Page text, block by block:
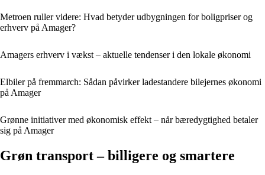
Metroen ruller videre: Hvad betyder udbygningen for boligpriser og
erhverv på Amager?
Amagers erhverv i vækst – aktuelle tendenser i den lokale økonomi
Elbiler på fremmarch: Sådan påvirker ladestandere bilejernes økonomi
på Amager
Grønne initiativer med økonomisk effekt – når bæredygtighed betaler
sig på Amager
Grøn transport – billigere og smartere